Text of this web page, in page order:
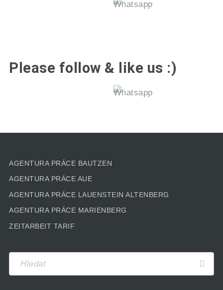
Please follow & like us :)
AGENTURA PRÁCE BAUTZEN
AGENTURA PRÁCE AUE
AGENTURA PRÁCE LAUENSTEIN ALTENBERG
AGENTURA PRÁCE MARIENBERG
ZEITARBEIT TARIF